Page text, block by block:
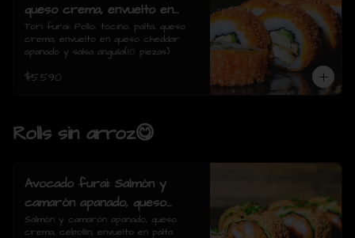
queso crema, envuelto en
queso cheddar apanado y
salsa anguila(10 piezas)
Tori furai: Pollo, tocino, palta, queso
crema, envuelto en queso cheddar
apanado y salsa anguila(10 piezas)
$5.590
Rolls sin arroz😋
Avocado furai: Salmón y
camarón apanado, queso
crema, cebollín, envuelto en
Salmón y camarón apanado, queso
crema, cebollín, envuelto en palta